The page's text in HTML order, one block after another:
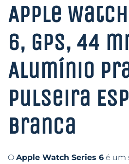
Apple
6, GPS, 44
Alumínio
Pulseira
Branca
O Apple Watch Series 6 é um